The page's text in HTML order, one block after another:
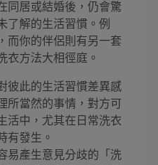
同居或結婚後，仍會驚
了解的生活習慣。例
而你的伴侶則有另一套
衣方法大相徑庭。
彼此的生活習慣差異感
所當然的事情，對方可
活中，尤其在日常洗衣
有發生。
易產生意見分歧的「洗